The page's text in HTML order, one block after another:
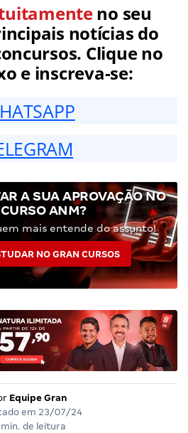
no seu
notícias do
Clique no
e inscreva-se:
A SUA APROVAÇÃO NO
ANM?
mais entende do assunto!
NO GRAN CURSOS
Equipe Gran
em 23/07/24
min. de leitura